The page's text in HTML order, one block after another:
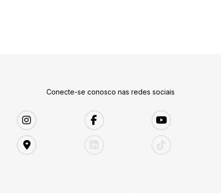
Conecte-se conosco nas redes sociais